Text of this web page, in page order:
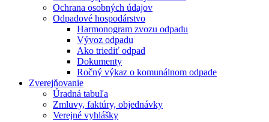
Ochrana osobných údajov
Odpadové hospodárstvo
Harmonogram zvozu odpadu
Vývoz odpadu
Ako triediť odpad
Dokumenty
Ročný výkaz o komunálnom odpade
Zverejňovanie
Úradná tabuľa
Zmluvy, faktúry, objednávky
Verejné vyhlášky